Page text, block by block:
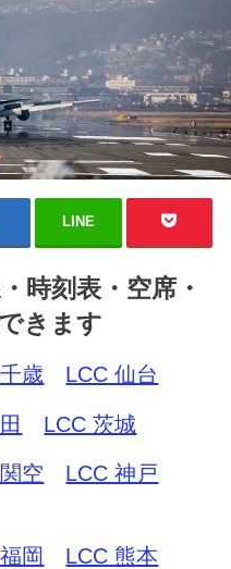
LINE
時刻表・空席・
きます
歳 LCC 仙台
LCC 茨城
空
LCC 神戸
岡 LCC 熊本